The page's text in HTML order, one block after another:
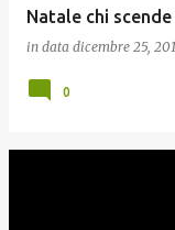
Natale chi
in data dicembre 25,
0